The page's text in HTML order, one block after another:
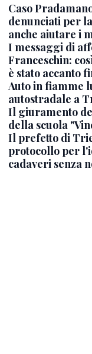
Caso
denunciati per
anche aiutare i
I messaggi di
Franceschin:
è stato accanto
Auto in fiamme
autostradale a
Il giuramento
della scuola
Il prefetto di
protocollo per
cadaveri senza